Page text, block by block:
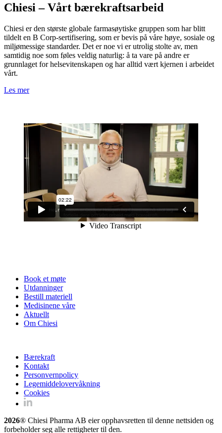
Chiesi – Vårt bærekraftsarbeid
Chiesi er den største globale farmasøytiske gruppen som har blitt
tildelt en B Corp-sertifisering, som er bevis på våre høye, sosiale og
miljømessige standarder. Det er noe vi er utrolig stolte av, men
samtidig noe som føles veldig naturlig: å ta vare på andre er
grunnlaget for helsevitenskapen og har alltid vært kjernen i arbeidet
vårt.
Les mer
Book et møte
Utdanninger
Bestill materiell
Medisinene våre
Aktuellt
Om Chiesi
Bærekraft
Kontakt
Personvernpolicy
Legemiddelovervåkning
Cookies
2026® Chiesi Pharma AB eier opphavsretten til denne nettsiden og
forbeholder seg alle rettigheter til den.